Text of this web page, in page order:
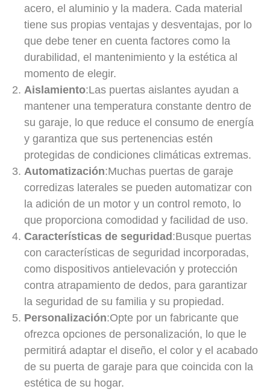
acero, el aluminio y la madera. Cada material
tiene sus propias ventajas y desventajas, por lo
que debe tener en cuenta factores como la
durabilidad, el mantenimiento y la estética al
momento de elegir.
Aislamiento:Las puertas aislantes ayudan a
mantener una temperatura constante dentro de
su garaje, lo que reduce el consumo de energía
y garantiza que sus pertenencias estén
protegidas de condiciones climáticas extremas.
Automatización:Muchas puertas de garaje
corredizas laterales se pueden automatizar con
la adición de un motor y un control remoto, lo
que proporciona comodidad y facilidad de uso.
Características de seguridad :Busque puertas
con características de seguridad incorporadas,
como dispositivos antielevación y protección
contra atrapamiento de dedos, para garantizar
la seguridad de su familia y su propiedad.
Personalización:Opte por un fabricante que
ofrezca opciones de personalización, lo que le
permitirá adaptar el diseño, el color y el acabado
de su puerta de garaje para que coincida con la
estética de su hogar.